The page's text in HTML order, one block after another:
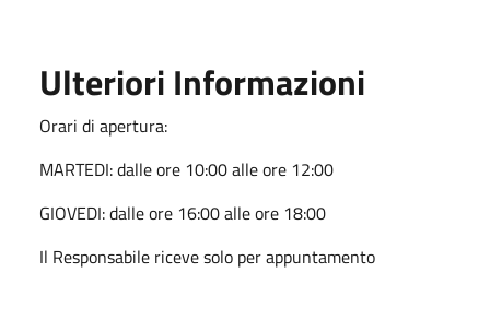
Ulteriori Informazioni
Orari di apertura:
MARTEDI: dalle ore 10:00 alle ore 12:00
GIOVEDI: dalle ore 16:00 alle ore 18:00
Il Responsabile riceve solo per appuntamento